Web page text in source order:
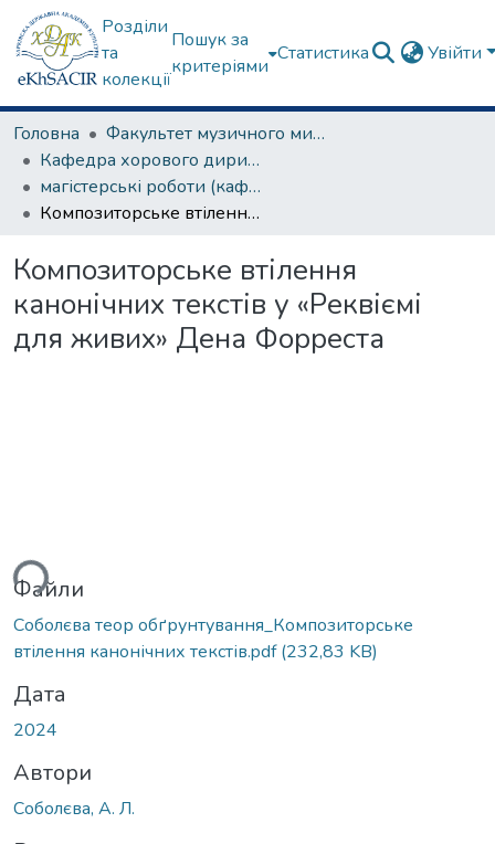
Розділи
та
колекції
Пошук за
критеріями
Статистика Увійти
Головна
Факультет музичного мистецтва
Кафедра хорового диригування та академічного співу
магістерські роботи (кафедра хорового диригування та академічного співу)
Композиторське втілення канонічних текстів у «Реквіємі для живих» Дена Форреста
Композиторське втілення
канонічних текстів у «Реквіємі
для живих» Дена Форреста
Файли
Соболєва теор обґрунтування_Композиторське
втілення канонічних текстів.pdf(232,83 KB)
Дата
2024
Автори
Соболєва, А. Л.